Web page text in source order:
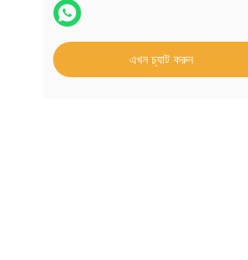
এখন চ্যাট করুন